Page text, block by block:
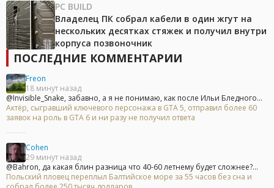
PC BUILD
Владелец ПК собрал кабели в один жгут на
нескольких десятках стяжек и получил внутри
корпуса позвоночник
ПОСЛЕДНИЕ КОММЕНТАРИИ
Freon
18 минут назад
@Invisible_Snake, забавно, а я не понимаю, как после Ильи Бледного...
Актёр, сыгравший ключевого персонажа в GTA 5, отправил более 60
заявок на роль в GTA 6 и ни разу не получил ответа
Cohen
29 минут назад
@Bahron, да какая блин разница что 40-60 летнему будет сложнее?...
Польский пловец переплыл Балтийское море за 55 часов без сна и